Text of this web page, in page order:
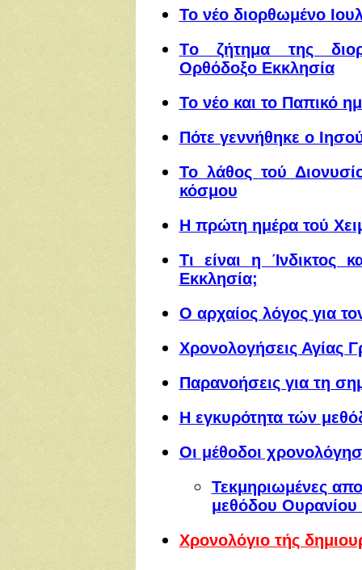
Το νέο διορθωμένο
Tο ζήτημα της
Ορθόδοξο Εκκλησία
Το νέο και το Παπικό
Πότε γεννήθηκε ο
Το λάθος τού
κόσμου
Η πρώτη ημέρα τού
Τι είναι η Ίνδικτος
Εκκλησία;
Ο αρχαίος λόγος για
Χρονολογήσεις Αγίας
Παρανοήσεις για τη
Η εγκυρότητα τών
Οι μέθοδοι
Τεκμηριωμένες
μεθόδου
Χρονολόγιο τής